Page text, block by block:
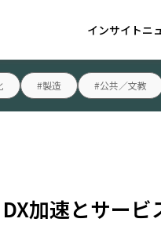
インサイトニ
#製造 #公共／文教
加速とサービ